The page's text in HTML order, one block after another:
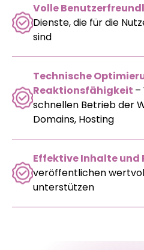
Volle
Dienste, die für die
sind
Technische
Reaktionsfähigkeit –
schnellen Betrieb der
Domains, Hosting
Effektive Inhalte und
veröffentlichen
unterstützen